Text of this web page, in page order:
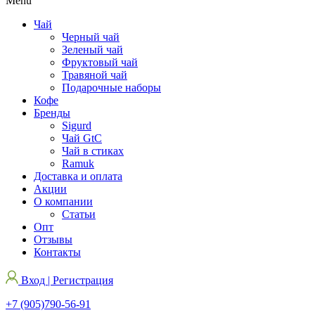
Чай
Черный чай
Зеленый чай
Фруктовый чай
Травяной чай
Подарочные наборы
Кофе
Бренды
Sigurd
Чай GtC
Чай в стиках
Ramuk
Доставка и оплата
Акции
О компании
Статьи
Опт
Отзывы
Контакты
Вход | Регистрация
+7 (905)790-56-91